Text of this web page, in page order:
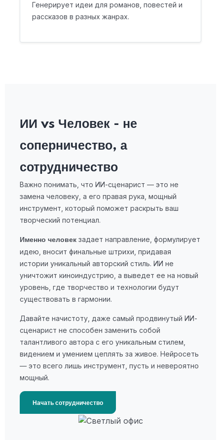
Генерирует идеи для романов, повестей и
рассказов в разных жанрах.
ИИ vs Человек - не
соперничество, а
сотрудничество
Важно понимать, что ИИ-сценарист — это не
замена человеку, а его правая рука, мощный
инструмент, который поможет раскрыть ваш
творческий потенциал.
Именно человек задает направление, формулирует
идею, вносит финальные штрихи, придавая
истории уникальный авторский стиль. ИИ не
уничтожит киноиндустрию, а выведет ее на новый
уровень, где творчество и технологии будут
существовать в гармонии.
Давайте начистоту, даже самый продвинутый ИИ-
сценарист не способен заменить собой
талантливого автора с его уникальным стилем,
видением и умением цеплять за живое. Нейросеть
— это всего лишь инструмент, пусть и невероятно
мощный.
Начать сотрудничество